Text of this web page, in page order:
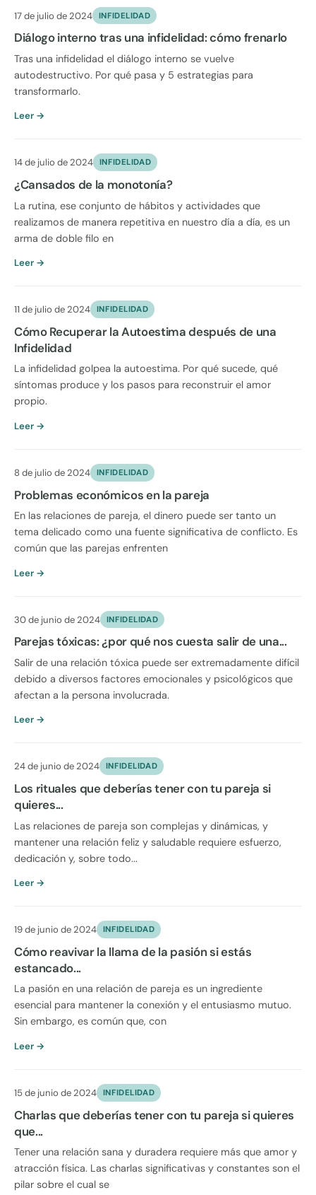
17 de julio de 2024 INFIDELIDAD
Diálogo interno tras una infidelidad: cómo frenarlo
Tras una infidelidad el diálogo interno se vuelve
autodestructivo. Por qué pasa y 5 estrategias para
transformarlo.
Leer →
14 de julio de 2024 INFIDELIDAD
¿Cansados de la monotonía?
La rutina, ese conjunto de hábitos y actividades que
realizamos de manera repetitiva en nuestro día a día, es un
arma de doble filo en
Leer →
11 de julio de 2024 INFIDELIDAD
Cómo Recuperar la Autoestima después de una
Infidelidad
La infidelidad golpea la autoestima. Por qué sucede, qué
síntomas produce y los pasos para reconstruir el amor
propio.
Leer →
8 de julio de 2024 INFIDELIDAD
Problemas económicos en la pareja
En las relaciones de pareja, el dinero puede ser tanto un
tema delicado como una fuente significativa de conflicto. Es
común que las parejas enfrenten
Leer →
30 de junio de 2024 INFIDELIDAD
Parejas tóxicas: ¿por qué nos cuesta salir de una...
Salir de una relación tóxica puede ser extremadamente difícil
debido a diversos factores emocionales y psicológicos que
afectan a la persona involucrada.
Leer →
24 de junio de 2024 INFIDELIDAD
Los rituales que deberías tener con tu pareja si
quieres...
Las relaciones de pareja son complejas y dinámicas, y
mantener una relación feliz y saludable requiere esfuerzo,
dedicación y, sobre todo...
Leer →
19 de junio de 2024 INFIDELIDAD
Cómo reavivar la llama de la pasión si estás
estancado...
La pasión en una relación de pareja es un ingrediente
esencial para mantener la conexión y el entusiasmo mutuo.
Sin embargo, es común que, con
Leer →
15 de junio de 2024 INFIDELIDAD
Charlas que deberías tener con tu pareja si quieres
que...
Tener una relación sana y duradera requiere más que amor y
atracción física. Las charlas significativas y constantes son el
pilar sobre el cual se